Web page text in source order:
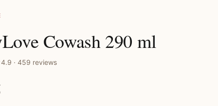
Cowash 290 ml
4.9 · 459 reviews